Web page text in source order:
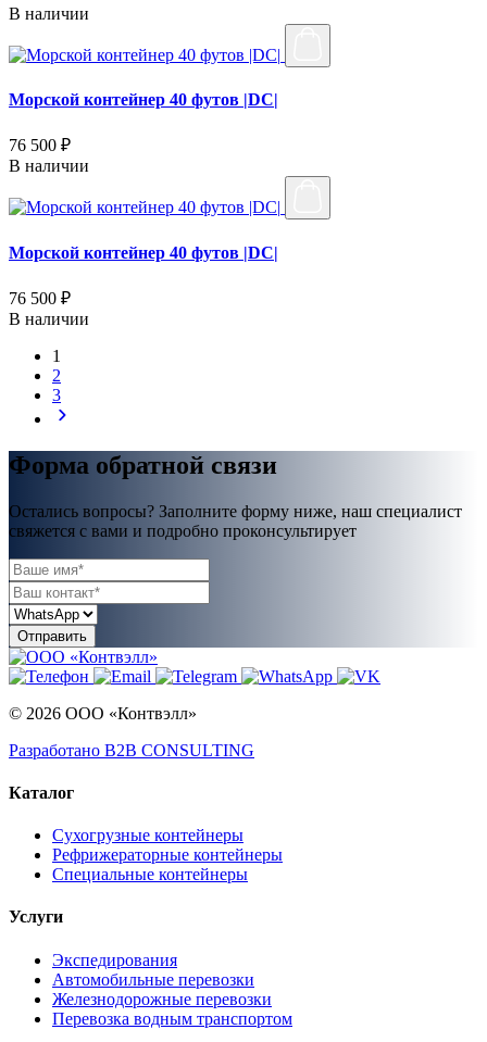
В наличии
Морской контейнер 40 футов |DC|
76 500 ₽
В наличии
Морской контейнер 40 футов |DC|
76 500 ₽
В наличии
1
2
3
Форма обратной связи
Остались вопросы? Заполните форму ниже, наш специалист
свяжется с вами и подробно проконсультирует
© 2026 ООО «Контвэлл»
Разработано B2B CONSULTING
Каталог
Сухогрузные контейнеры
Рефрижераторные контейнеры
Специальные контейнеры
Услуги
Экспедирования
Автомобильные перевозки
Железнодорожные перевозки
Перевозка водным транспортом